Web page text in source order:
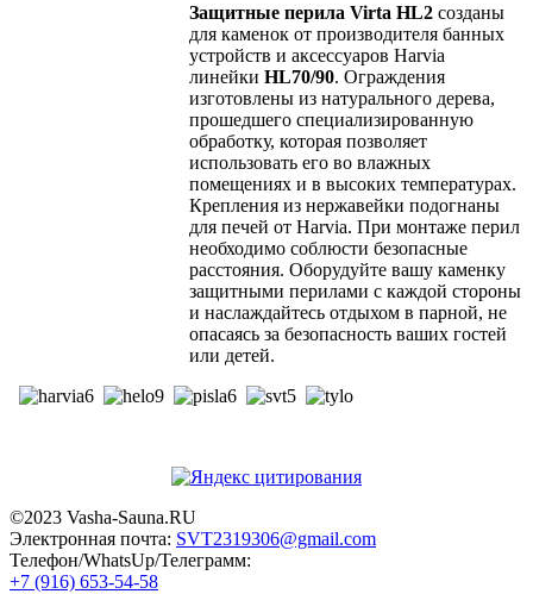
Защитные перила Virta HL2 созданы
для каменок от производителя банных
устройств и аксессуаров Harvia
линейкиHL70/90. Ограждения
изготовлены из натурального дерева,
прошедшего специализированную
обработку, которая позволяет
использовать его во влажных
помещениях и в высоких температурах.
Крепления из нержавейки подогнаны
для печей от Harvia. При монтаже перил
необходимо соблюсти безопасные
расстояния. Оборудуйте вашу каменку
защитными перилами с каждой стороны
и наслаждайтесь отдыхом в парной, не
опасаясь за безопасность ваших гостей
или детей.
©2023 Vasha-Sauna.RU
Электронная почта: SVT2319306@gmail.com
Телефон/WhatsUp/Телеграмм:
+7 (916) 653-54-58